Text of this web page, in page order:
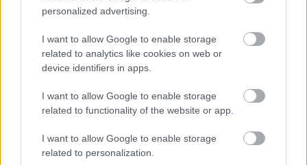
personalized advertising.
I want to allow Google to enable storage
related to analytics like cookies on web or
device identifiers in apps.
I want to allow Google to enable storage
related to functionality of the website or app.
I want to allow Google to enable storage
related to personalization.
éghajlati helyzet nemcsak az emberi
szervezetet terheli meg, hanem az erdőket, a
vizeket és a teljes élővilágot is komoly
A vízügy, a katasztrófavédelem és az